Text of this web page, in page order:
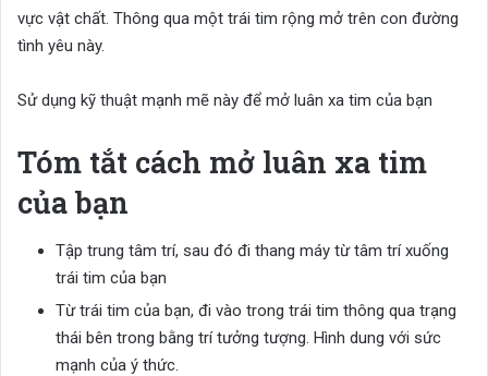
vực vật chất. Thông qua một trái tim rộng mở trên con đường
tình yêu này.
Sử dụng kỹ thuật mạnh mẽ này để mở luân xa tim của bạn
Tóm tắt cách mở luân xa tim
của bạn
Tập trung tâm trí, sau đó đi thang máy từ tâm trí xuống
trái tim của bạn
Từ trái tim của bạn, đi vào trong trái tim thông qua trạng
thái bên trong bằng trí tưởng tượng. Hình dung với sức
mạnh của ý thức.